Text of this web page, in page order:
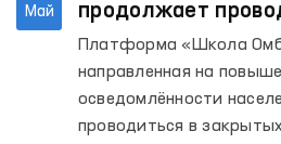
Май
продолжает
закрытых
содержатся лица с
свободой
Платформа «Школа
направленная на
осведомлённости
проводиться в